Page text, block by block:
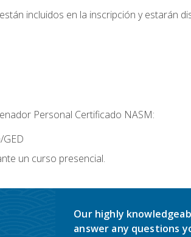
incluidos en la inscripción y estarán
Personal Certificado NASM:
un curso presencial.
Our highly
answer any questions